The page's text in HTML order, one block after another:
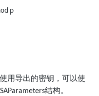
p
用导出的密钥，可以使
结构。